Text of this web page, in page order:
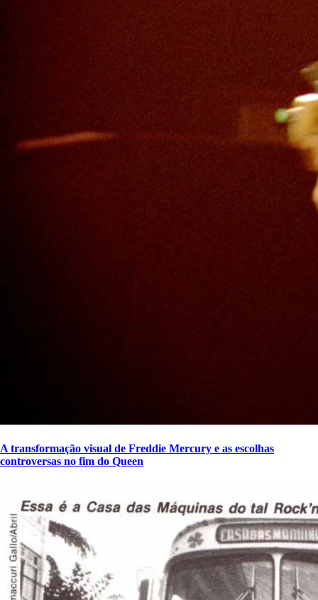
A transformação visual de Freddie Mercury e as escolhas
controversas no fim do Queen